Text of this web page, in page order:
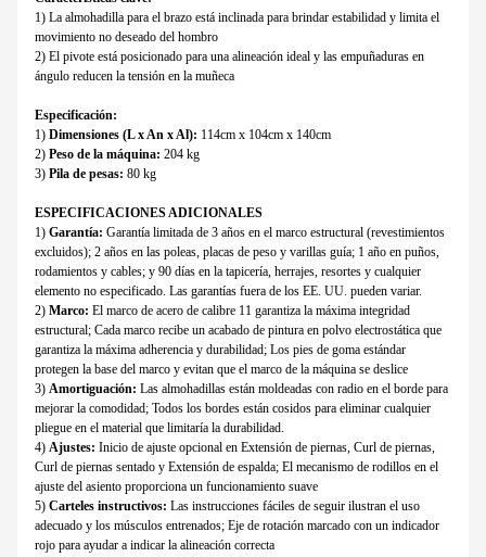
1) La almohadilla para el brazo está inclinada para brindar estabilidad y limita el
movimiento no deseado del hombro
2) El pivote está posicionado para una alineación ideal y las empuñaduras en
ángulo reducen la tensión en la muñeca
Especificación:
1) Dimensiones (L x An x Al): 114cm x 104cm x 140cm
2) Peso de la máquina: 204 kg
3) Pila de pesas: 80 kg
ESPECIFICACIONES ADICIONALES
1) Garantía: Garantía limitada de 3 años en el marco estructural (revestimientos
excluidos); 2 años en las poleas, placas de peso y varillas guía; 1 año en puños,
rodamientos y cables; y 90 días en la tapicería, herrajes, resortes y cualquier
elemento no especificado. Las garantías fuera de los EE. UU. pueden variar.
2) Marco: El marco de acero de calibre 11 garantiza la máxima integridad
estructural; Cada marco recibe un acabado de pintura en polvo electrostática que
garantiza la máxima adherencia y durabilidad; Los pies de goma estándar
protegen la base del marco y evitan que el marco de la máquina se deslice
3) Amortiguación: Las almohadillas están moldeadas con radio en el borde para
mejorar la comodidad; Todos los bordes están cosidos para eliminar cualquier
pliegue en el material que limitaría la durabilidad.
4) Ajustes: Inicio de ajuste opcional en Extensión de piernas, Curl de piernas,
Curl de piernas sentado y Extensión de espalda; El mecanismo de rodillos en el
ajuste del asiento proporciona un funcionamiento suave
5) Carteles instructivos: Las instrucciones fáciles de seguir ilustran el uso
adecuado y los músculos entrenados; Eje de rotación marcado con un indicador
rojo para ayudar a indicar la alineación correcta